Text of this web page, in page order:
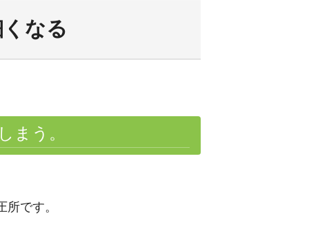
なる
まう。
です。